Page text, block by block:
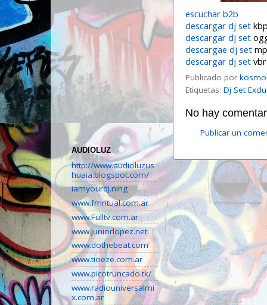
escuchar b2b
descargar dj set
descargar dj set
descargae dj set
descargar dj set
Publicado por
Etiquetas: Dj Set
No hay
Publicar un
AUDIOLUZ
http://www.audioluzus
huaia.blogspot.com/
iamyourdj.ning
www.fmritual.com.ar
www.Fulltv.com.ar
www.juniorlopez.net
www.dothebeat.com
www.tioeze.com.ar
www.picotruncado.tk/
www.radiouniversalmi
x.com.ar